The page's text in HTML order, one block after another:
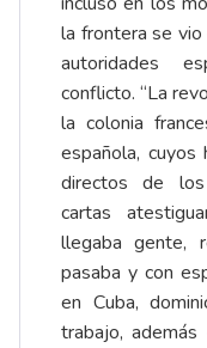
la frontera se
autoridades
conflicto. “La
la colonia
española,
directos de los
cartas
llegaba gente,
pasaba y con
en Cuba,
trabajo,